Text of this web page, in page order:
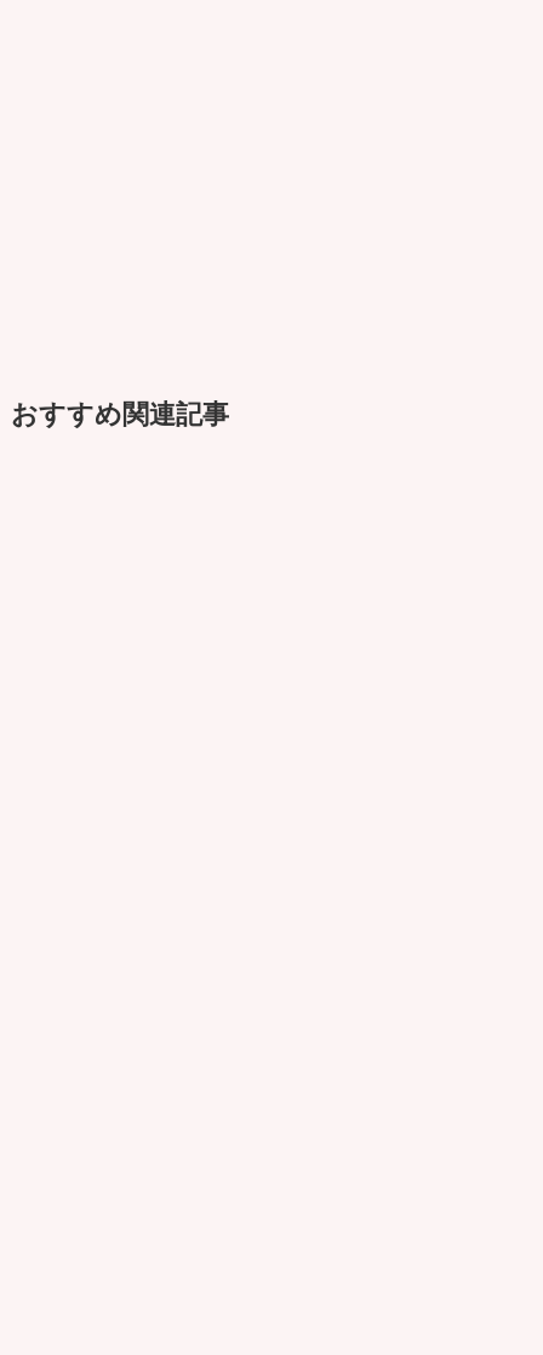
おすすめ関連記事